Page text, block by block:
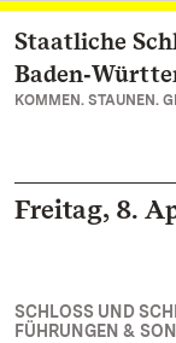
Zum
Staatliche
KOMMEN. STAUNEN.
Freitag, 8.
SCHLOSS UND
FÜHRUNGEN &